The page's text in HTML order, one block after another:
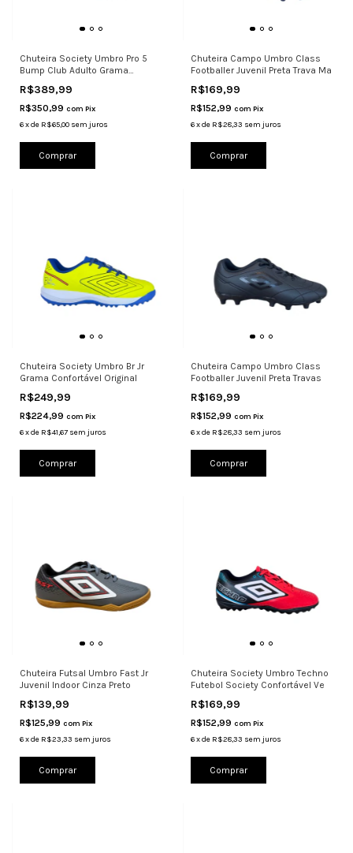
Chuteira Society Umbro Pro 5
Bump Club Adulto Grama
R$389,99
R$350,99 com Pix
6xde R$65,00 sem juros
Comprar
Chuteira Campo Umbro Class
Footballer Juvenil Preta Trava Ma
R$169,99
R$152,99 com Pix
6 xde R$28,33 sem juros
Comprar
Chuteira Society Umbro Br Jr
Grama Confortável Original
R$249,99
R$224,99 com Pix
6xde R$41,67 sem juros
Comprar
Chuteira Campo Umbro Class
Footballer Juvenil Preta Travas
R$169,99
R$152,99 com Pix
6 xde R$28,33 sem juros
Comprar
Chuteira Futsal Umbro Fast Jr
Juvenil Indoor Cinza Preto
R$139,99
R$125,99 com Pix
6xde R$23,33 sem juros
Comprar
Chuteira Society Umbro Techno
Futebol Society Confortável Ve
R$169,99
R$152,99 com Pix
6 xde R$28,33 sem juros
Comprar